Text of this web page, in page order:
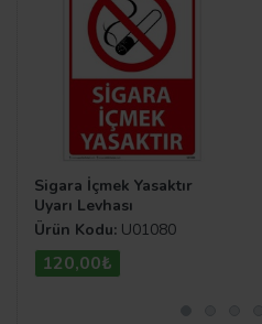
Sigara İçmek Yasaktır
Uyarı Levhası
Ürün Kodu: U01080
120,00₺